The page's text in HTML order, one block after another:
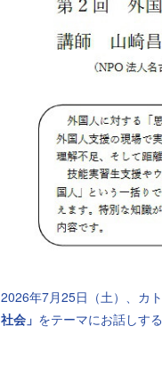
2026年7月25日（土）、カ
社会」 をテーマにお話しす